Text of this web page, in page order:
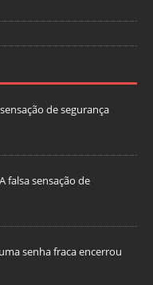
de segurança
A falsa sensação de
senha fraca encerrou